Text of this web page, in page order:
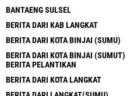
BANTAENG SULSEL
BERITA DARI KAB LANGKAT
BERITA DARI KOTA BINJAI (SUMU)
BERITA DARI KOTA BINJAI (SUMUT)
BERITA PELANTIKAN
BERITA DARI KOTA LANGKAT